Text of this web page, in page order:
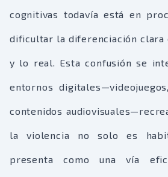
cognitivas todavía está en
dificultar la diferenciación clara
y lo real. Esta confusión se
entornos
contenidos
la violencia no solo es
presenta como una vía